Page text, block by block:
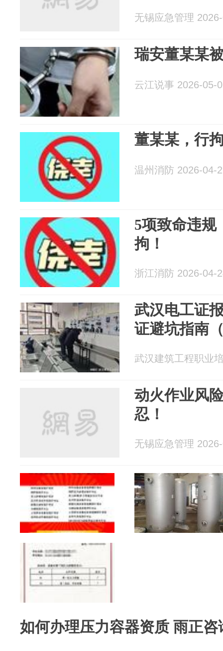
无锡应急管理
瑞安董某某
云江说事 2026-05-
董某某，行
温州消防 2026-04-
5项致命违规
拘！
浙江消防 2026-04-
武汉电工证
证避坑指南
武汉建筑工程职业
动火作业风
忍！
无锡应急管理
如何办理压力容器